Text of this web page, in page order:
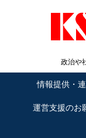
政治や
情報提供・
運営支援のお